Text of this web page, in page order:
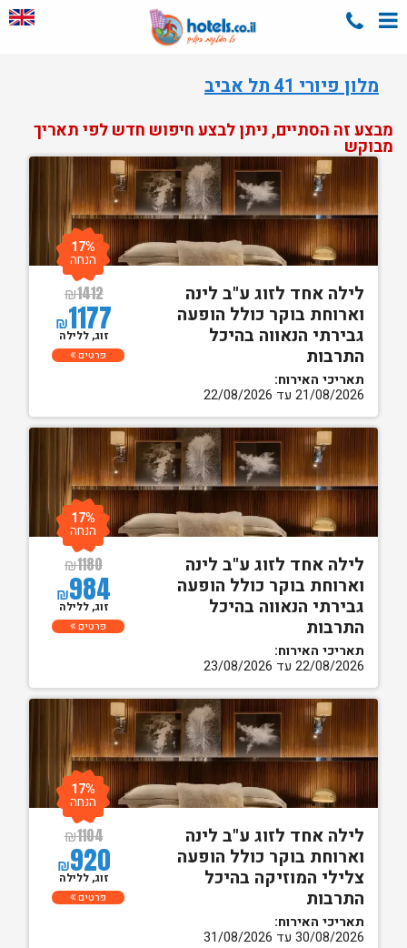
מלון פיורי 41 תל אביב
מבצע זה הסתיים, ניתן לבצע חיפוש חדש לפי תאריך
מבוקש
לילה אחד לזוג ע"ב לינה
וארוחת בוקר כולל הופעה
גבירתי הנאווה בהיכל
התרבות
תאריכי האירוח:
21/08/2026 עד 22/08/2026
₪1412
₪1177
17%
הנחה
זוג, ללילה
פרטים
לילה אחד לזוג ע"ב לינה
וארוחת בוקר כולל הופעה
גבירתי הנאווה בהיכל
התרבות
תאריכי האירוח:
22/08/2026 עד 23/08/2026
₪1180
₪984
17%
הנחה
זוג, ללילה
פרטים
לילה אחד לזוג ע"ב לינה
וארוחת בוקר כולל הופעה
צלילי המוזיקה בהיכל
התרבות
תאריכי האירוח:
30/08/2026 עד 31/08/2026
₪1104
₪920
17%
הנחה
זוג, ללילה
פרטים